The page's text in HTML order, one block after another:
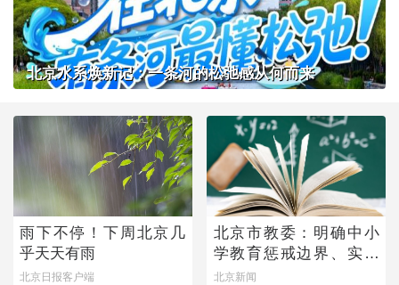
北京水系焕新记：一条河的松弛感从何而来
雨下不停！下周北京几
乎天天有雨
北京日报客户端
北京市教委：明确中小
学教育惩戒边界、实施
程序
北京新闻